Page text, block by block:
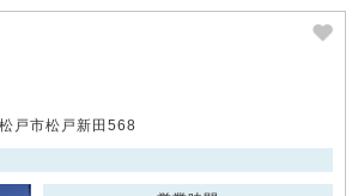
戸市松戸新田568